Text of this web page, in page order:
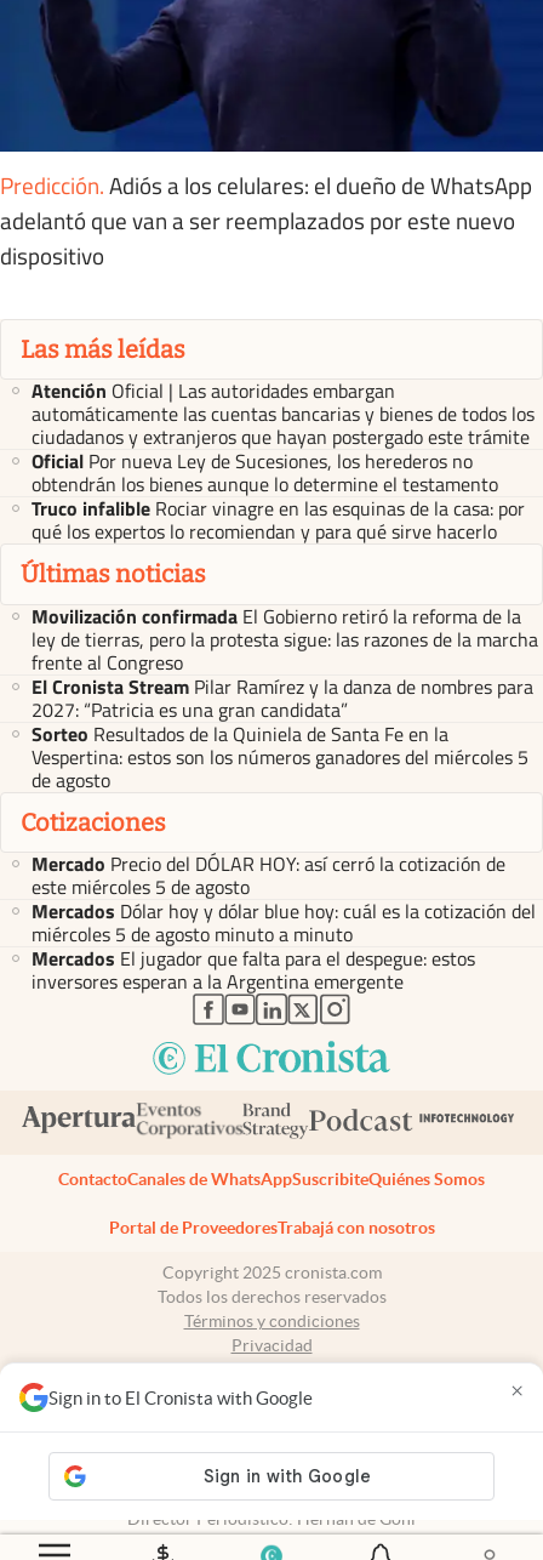
Sign in to El Cronista with Google ×
Predicción.Adiós a los celulares: el dueño de WhatsApp
adelantó que van a ser reemplazados por este nuevo
dispositivo
Las más leídas
Atención Oficial | Las autoridades embargan
automáticamente las cuentas bancarias y bienes de todos los
ciudadanos y extranjeros que hayan postergado este trámite
Oficial Por nueva Ley de Sucesiones, los herederos no
obtendrán los bienes aunque lo determine el testamento
Truco infalible Rociar vinagre en las esquinas de la casa: por
qué los expertos lo recomiendan y para qué sirve hacerlo
Últimas noticias
Movilización confirmada El Gobierno retiró la reforma de la
ley de tierras, pero la protesta sigue: las razones de la marcha
frente al Congreso
El Cronista Stream Pilar Ramírez y la danza de nombres para
2027: “Patricia es una gran candidata”
Sorteo Resultados de la Quiniela de Santa Fe en la
Vespertina: estos son los números ganadores del miércoles 5
de agosto
Cotizaciones
Mercado Precio del DÓLAR HOY: así cerró la cotización de
este miércoles 5 de agosto
Mercados Dólar hoy y dólar blue hoy: cuál es la cotización del
miércoles 5 de agosto minuto a minuto
Mercados El jugador que falta para el despegue: estos
inversores esperan a la Argentina emergente
abre en nueva pestaña
abre en nueva pestaña
abre en nueva pestaña
abre en nueva pestaña
abre en nueva pestaña
ContactoCanales de WhatsAppSuscribiteQuiénes Somos
Portal de ProveedoresTrabajá con nosotros
Copyright 2025 cronista.com
Todos los derechos reservados
Términos y condiciones
Privacidad
Tel: +54 11 7078-3270
propiedad intelectual: 56576959
Director Periodístico: Hernán de Goñi